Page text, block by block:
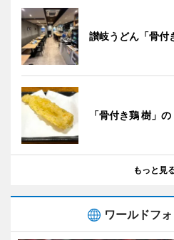
讃岐うどん「骨付
「骨付き鶏 樹」
もっと見
ワールドフ